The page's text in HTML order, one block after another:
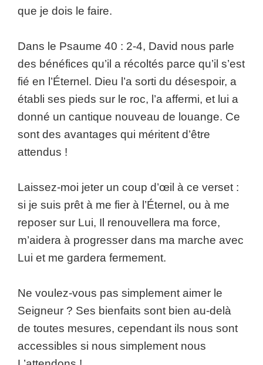
que je dois le faire.
Dans le Psaume 40 : 2-4, David nous parle
des bénéfices qu’il a récoltés parce qu’il s’est
fié en l’Éternel. Dieu l’a sorti du désespoir, a
établi ses pieds sur le roc, l’a affermi, et lui a
donné un cantique nouveau de louange. Ce
sont des avantages qui méritent d’être
attendus !
Laissez-moi jeter un coup d’œil à ce verset :
si je suis prêt à me fier à l’Éternel, ou à me
reposer sur Lui, Il renouvellera ma force,
m’aidera à progresser dans ma marche avec
Lui et me gardera fermement.
Ne voulez-vous pas simplement aimer le
Seigneur ? Ses bienfaits sont bien au-delà
de toutes mesures, cependant ils nous sont
accessibles si nous simplement nous